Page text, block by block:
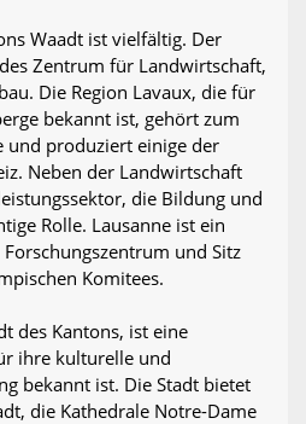
Waadt ist vielfältig. Der
Zentrum für Landwirtschaft,
Die Region Lavaux, die für
bekannt ist, gehört zum
und produziert einige der
Neben der Landwirtschaft
die Bildung und
Rolle. Lausanne ist ein
und Sitz
Komitees.
des Kantons, ist eine
ihre kulturelle und
bekannt ist. Die Stadt bietet
die Kathedrale Notre-Dame